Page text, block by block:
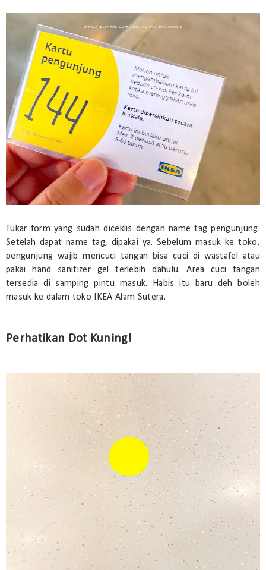
Tukar form yang sudah diceklis dengan name tag pengunjung.
Setelah dapat name tag, dipakai ya. Sebelum masuk ke toko,
pengunjung wajib mencuci tangan bisa cuci di wastafel atau
pakai hand sanitizer gel terlebih dahulu. Area cuci tangan
tersedia di samping pintu masuk. Habis itu baru deh boleh
masuk ke dalam toko IKEA Alam Sutera.
Perhatikan Dot Kuning!